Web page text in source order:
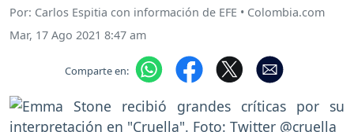
Por: Carlos Espitia con información de EFE • Colombia.com
Mar, 17 Ago 2021 8:47 am
Comparte en: